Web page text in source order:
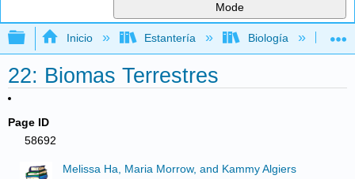
Mode
Expandir/contraer jerarquía global
Inicio Estantería Biología
22: Biomas Terrestres
Page ID
58692
Melissa Ha, Maria Morrow, and Kammy Algiers